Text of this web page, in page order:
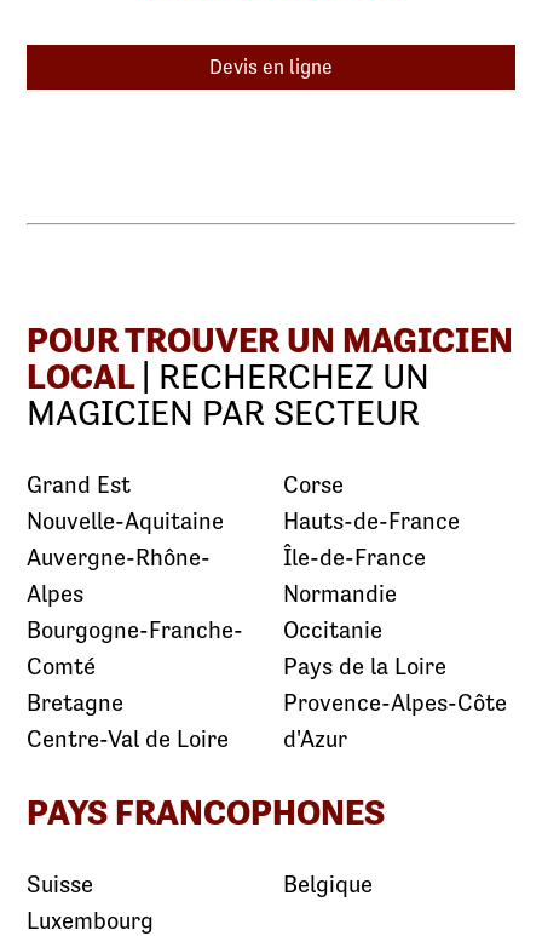
Devis en ligne
POUR TROUVER UN MAGICIEN
LOCAL | RECHERCHEZ UN
MAGICIEN PAR SECTEUR
Grand Est
Nouvelle-Aquitaine
Auvergne-Rhône-
Alpes
Bourgogne-Franche-
Comté
Bretagne
Centre-Val de Loire
Corse
Hauts-de-France
Île-de-France
Normandie
Occitanie
Pays de la Loire
Provence-Alpes-Côte
d'Azur
PAYS FRANCOPHONES
Suisse
Luxembourg
Belgique